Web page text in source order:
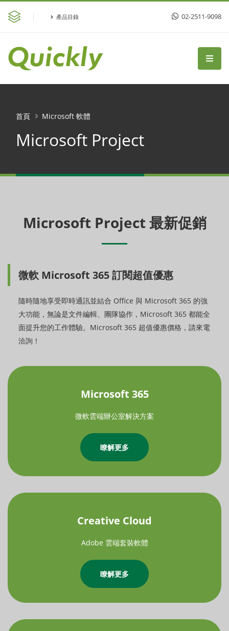
產品目錄 02-2511-9098
Microsoft Project
首頁 Microsoft 軟體
Microsoft Project 最新促銷
微軟 Microsoft 365 訂閱超值優惠
隨時隨地享受即時通訊並結合 Office 與 Microsoft 365 的強
大功能，無論是文件編輯、團隊協作，Microsoft 365 都能全
面提升您的工作體驗。Microsoft 365 超值優惠價格，請來電
洽詢！
Microsoft 365
微軟雲端辦公室解決方案
瞭解更多
Creative Cloud
Adobe 雲端套裝軟體
瞭解更多